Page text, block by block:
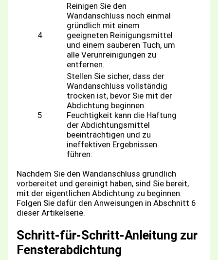
4
Reinigen Sie den
Wandanschluss noch einmal
gründlich mit einem
geeigneten Reinigungsmittel
und einem sauberen Tuch, um
alle Verunreinigungen zu
entfernen.
5
Stellen Sie sicher, dass der
Wandanschluss vollständig
trocken ist, bevor Sie mit der
Abdichtung beginnen.
Feuchtigkeit kann die Haftung
der Abdichtungsmittel
beeinträchtigen und zu
ineffektiven Ergebnissen
führen.
Nachdem Sie den Wandanschluss gründlich
vorbereitet und gereinigt haben, sind Sie bereit,
mit der eigentlichen Abdichtung zu beginnen.
Folgen Sie dafür den Anweisungen in Abschnitt 6
dieser Artikelserie.
Schritt-für-Schritt-Anleitung zur
Fensterabdichtung